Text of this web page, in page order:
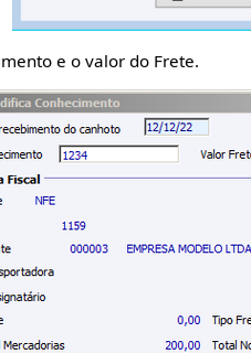
e o valor do Frete.